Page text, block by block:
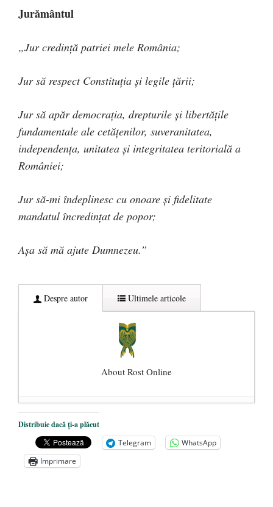
Jurământul
„Jur credinţă patriei mele România;
Jur să respect Constituţia şi legile ţării;
Jur să apăr democraţia, drepturile şi libertăţile
fundamentale ale cetăţenilor, suveranitatea,
independenţa, unitatea şi integritatea teritorială a
României;
Jur să-mi îndeplinesc cu onoare şi fidelitate
mandatul încredinţat de popor;
Aşa să mă ajute Dumnezeu.”
Despre autor Ultimele articole
About Rost Online
Dezvăluiri cutremurătoare despre
președintele Ucrainei, Volodymyr
Zelensky
- 13 mai 2026
Statul care servește Națiunea
Distribuie dacă ți-a plăcut
Telegram
WhatsApp
Imprimare